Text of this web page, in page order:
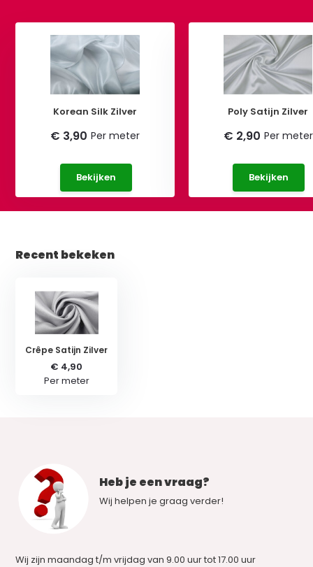
Korean Silk Zilver
€ 3,90 Per meter
Bekijken
Poly Satijn Zilver
€ 2,90 Per meter
Bekijken
Recent bekeken
Crêpe Satijn Zilver
€ 4,90
Per meter
Heb je een vraag?
Wij helpen je graag verder!
Wij zijn maandag t/m vrijdag van 9.00 uur tot 17.00 uur